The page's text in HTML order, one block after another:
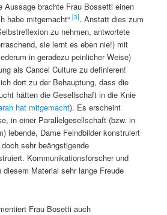
Aussage brachte Frau Bossetti einen
habe mitgemacht“[3]. Anstatt dies zum
zu nehmen, antwortete
sie lernt es eben nie!) mit
in geradezu peinlicher Weise)
als Cancel Culture zu definieren!
dort zu der Behauptung, dass die
hätten die Gesellschaft in die Knie
hat mitgemacht). Es erscheint
in einer Parallelgesellschaft (bzw. in
lebende, Dame Feindbilder konstruiert
sehr beängstigende
Kommunikationsforscher und
diesem Material sehr lange Freude
Frau Bosetti auch